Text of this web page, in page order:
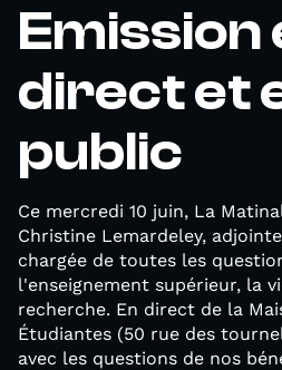
Emission
direct et
public
Ce mercredi 10 juin, La
Christine Lemardeley,
chargée de toutes les
l'enseignement supérieur, la
recherche. En direct de la
Étudiantes (50 rue des
avec les questions de nos